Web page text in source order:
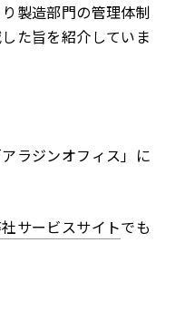
製造部門の管理体制
た旨を紹介していま
ラジンオフィス」に
サービスサイトでも